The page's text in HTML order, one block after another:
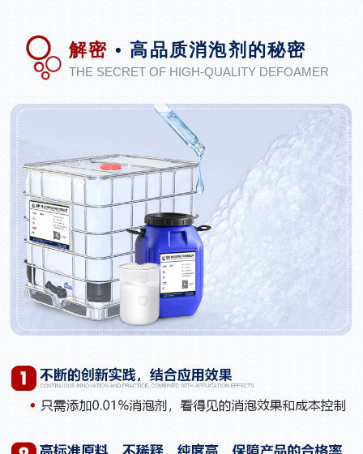
解密 • 高品质消泡剂的秘密
THE SECRET OF HIGH-QUALITY DEFOAMER